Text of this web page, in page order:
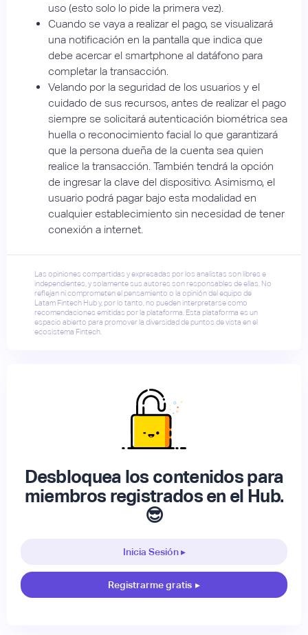
uso (esto solo lo pide la primera vez).
Cuando se vaya a realizar el pago, se visualizará
una notificación en la pantalla que indica que
debe acercar el smartphone al datáfono para
completar la transacción.
Velando por la seguridad de los usuarios y el
cuidado de sus recursos, antes de realizar el pago
siempre se solicitará autenticación biométrica sea
huella o reconocimiento facial lo que garantizará
que la persona dueña de la cuenta sea quien
realice la transacción. También tendrá la opción
de ingresar la clave del dispositivo. Asimismo, el
usuario podrá pagar bajo esta modalidad en
cualquier establecimiento sin necesidad de tener
conexión a internet.
Las opiniones compartidas y expresadas por los analistas son libres e
independientes, y solamente sus autores son responsables de ellas. No
reflejan ni comprometen el pensamiento o la opinión del equipo de
Latam Fintech Hub y, por lo tanto, no pueden interpretarse como
recomendaciones emitidas por la plataforma. Esta plataforma es un
espacio abierto para promover la diversidad de puntos de vista en el
ecosistema Fintech.
Desbloquea los contenidos para
miembros registrados en el Hub.
😎
Inicia Sesión ▸
Registrarme gratis ▸